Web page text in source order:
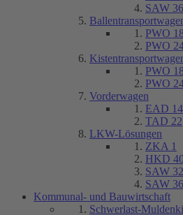
SAW 36
PWO
PWO
PWO
PWO
Vorderwagen
EAD 14
TAD 22
LKW-Lösungen
ZKA 1
HKD
SAW 32
SAW 36
Kommunal- und Bauwirtschaft
Schwerlast-